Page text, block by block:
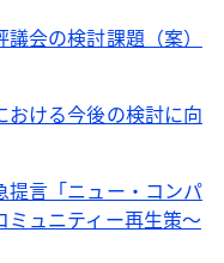
会の検討課題（案）
おける今後の検討に向
提言「ニュー・コンパ
ミュニティー再生策～